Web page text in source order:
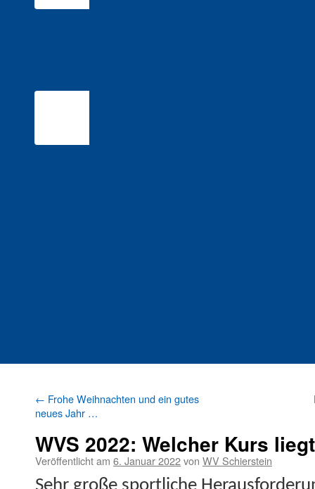
← Frohe Weihnachten und ein gutes
neues Jahr …
WVS 2022: Welcher Kurs
Veröffentlicht am 6. Januar 2022von WV Schierstein